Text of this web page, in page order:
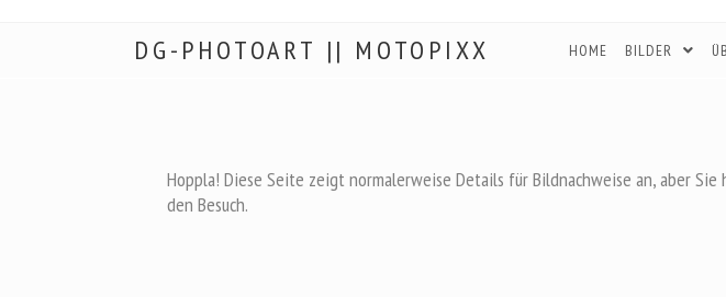
DG-PHOTOART || MOTOPIXX HOME BILDER
Hoppla! Diese Seite zeigt normalerweise Details für Bildnachweise an, aber
den Besuch.